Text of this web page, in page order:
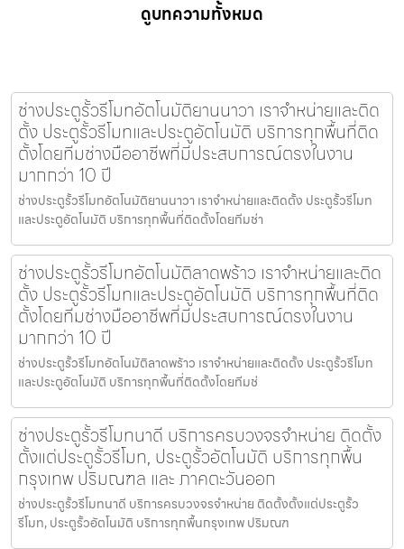
ดูบทความทั้งหมด
ช่างประตูรั้วรีโมทอัตโนมัติยานนาวา เราจำหน่ายและติด
ตั้ง ประตูรั้วรีโมทและประตูอัตโนมัติ บริการทุกพื้นที่ติด
ตั้งโดยทีมช่างมืออาชีพที่มีประสบการณ์ตรงในงาน
มากกว่า 10 ปี
ช่างประตูรั้วรีโมทอัตโนมัติยานนาวา เราจำหน่ายและติดตั้ง ประตูรั้วรีโมท
และประตูอัตโนมัติ บริการทุกพื้นที่ติดตั้งโดยทีมช่า
ช่างประตูรั้วรีโมทอัตโนมัติลาดพร้าว เราจำหน่ายและติด
ตั้ง ประตูรั้วรีโมทและประตูอัตโนมัติ บริการทุกพื้นที่ติด
ตั้งโดยทีมช่างมืออาชีพที่มีประสบการณ์ตรงในงาน
มากกว่า 10 ปี
ช่างประตูรั้วรีโมทอัตโนมัติลาดพร้าว เราจำหน่ายและติดตั้ง ประตูรั้วรีโมท
และประตูอัตโนมัติ บริการทุกพื้นที่ติดตั้งโดยทีมช่
ช่างประตูรั้วรีโมทนาดี บริการครบวงจรจำหน่าย ติดตั้ง
ตั้งแต่ประตูรั้วรีโมท, ประตูรั้วอัตโนมัติ บริการทุกพื้น
กรุงเทพ ปริมณฑล และ ภาคตะวันออก
ช่างประตูรั้วรีโมทนาดี บริการครบวงจรจำหน่าย ติดตั้งตั้งแต่ประตูรั้ว
รีโมท, ประตูรั้วอัตโนมัติ บริการทุกพื้นกรุงเทพ ปริมณฑ